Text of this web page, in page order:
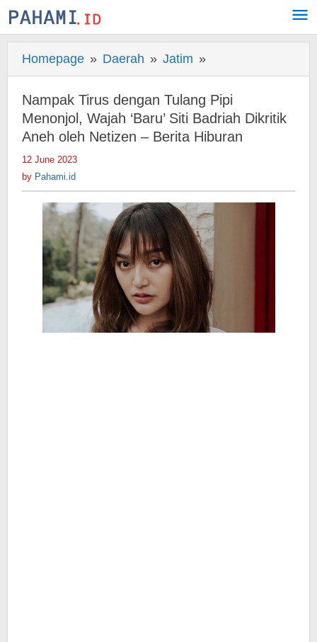
Skip
to
Homepage » Daerah » Jatim »
Tirus
dengan
Tulang
Pipi
'Baru'
Siti
Badriah
Dikritik
Aneh
oleh
Netizen
-
Nampak Tirus dengan Tulang Pipi
Menonjol, Wajah ‘Baru’ Siti Badriah Dikritik
Aneh oleh Netizen – Berita Hiburan
12 June 2023
by Pahami.id